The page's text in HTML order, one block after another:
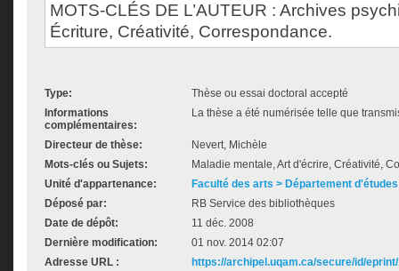
MOTS-CLÉS DE L’AUTEUR : Archives
Écriture, Créativité, Correspondance.
Type:
Thèse ou essai doctoral accepté
Informations
complémentaires:
La thèse a été numérisée telle que
Directeur de thèse:
Nevert, Michèle
Mots-clés ou Sujets:
Maladie mentale, Art d'écrire, Créativité,
Unité d'appartenance:
Faculté des arts > Département
Déposé par:
RB Service des bibliothèques
Date de dépôt:
11 déc. 2008
Dernière modification:
01 nov. 2014 02:07
Adresse URL :
https://archipel.uqam.ca/secure/id/